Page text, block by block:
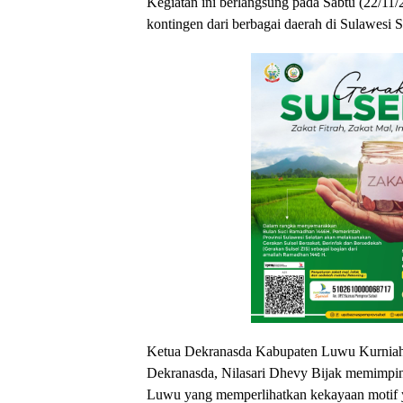
kontingen dari berbagai daerah di Sulawesi
Ketua Dekranasda Kabupaten Luwu
Dekranasda, Nilasari Dhevy Bijak
Luwu yang memperlihatkan kekayaan motif